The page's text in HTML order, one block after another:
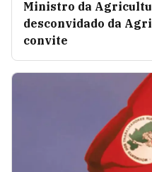
Ministro da
desconvidado da
convite